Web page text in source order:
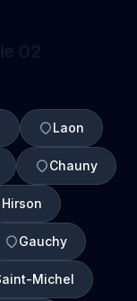
Laon
Chauny
Hirson
Gauchy
Michel